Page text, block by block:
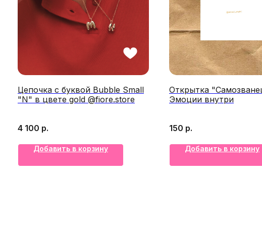
Цепочка с буквой Bubble Small
"N" в цвете gold @fiore.store
4 100 р.
Добавить в корзину
Открытка
Эмоции внутри
150 р.
Добавить в корзину